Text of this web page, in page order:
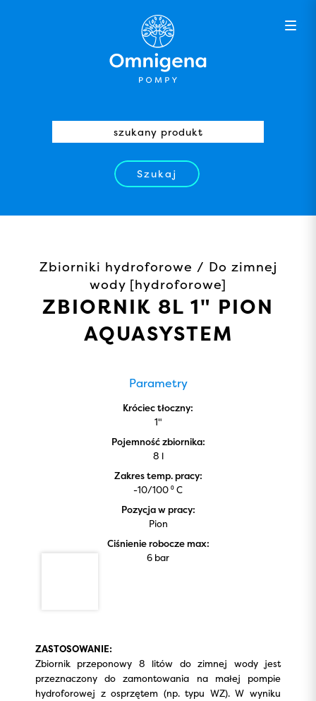
Szukaj
Zbiorniki hydroforowe / Do zimnej
wody [hydroforowe]
ZBIORNIK 8L 1" PION
AQUASYSTEM
Parametry
Króciec tłoczny:
1"
Pojemność zbiornika:
8 l
Zakres temp. pracy:
-10/100 ⁰ C
Pozycja w pracy:
Pion
Ciśnienie robocze max:
6 bar
ZASTOSOWANIE:
Zbiornik przeponowy 8 litów do zimnej wody jest
przeznaczony do zamontowania na małej pompie
hydroforowej z osprzętem (np. typu WZ). W wyniku